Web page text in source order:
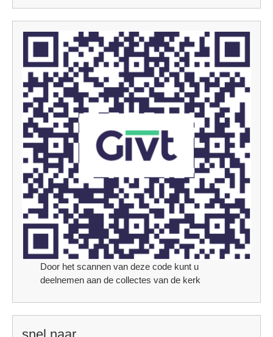
Door het scannen van deze code kunt u
deelnemen aan de collectes van de kerk